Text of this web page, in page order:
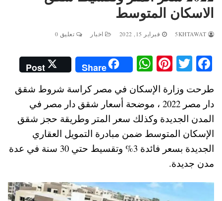
الاسكان المتوسط
فبراير 15, 2022 اخبار تعليق 0
Fa
bo
ok
T
wi
tte
r
Pi
nt
er
es
t
W
ha
ts
A
pp
Share
Post
طرحت وزارة اﻹسكان في مصر كراسة شروط شقق
دار مصر 2022 ، موضحة أسعار شقق دار مصر في
المدن الجديدة وكذلك سعر المتر وطريقة حجز شقق
الإسكان المتوسط ضمن مبادرة التمويل العقاري
الجديدة بسعر فائدة 3% وتقسيط حتي 30 سنة في عدة
مدن جديدة.